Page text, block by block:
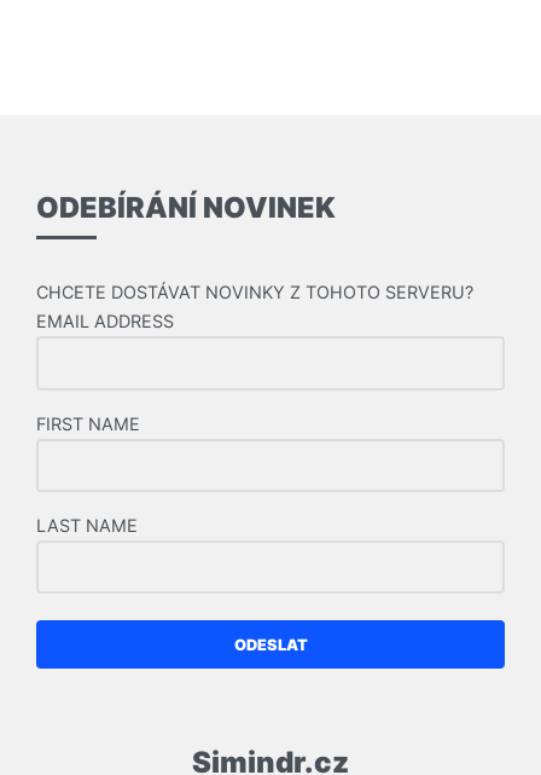
Simindr.cz
ODEBÍRÁNÍ NOVINEK
CHCETE DOSTÁVAT NOVINKY Z TOHOTO SERVERU?
EMAIL ADDRESS
FIRST NAME
LAST NAME
ODESLAT